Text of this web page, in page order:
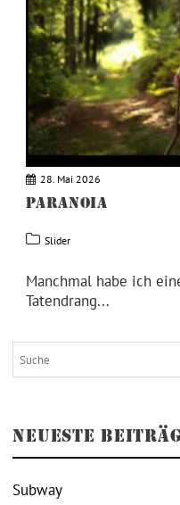
28. Mai 2026
PARANOIA
Slider
Manchmal habe ich
Tatendrang...
NEUESTE
Subway